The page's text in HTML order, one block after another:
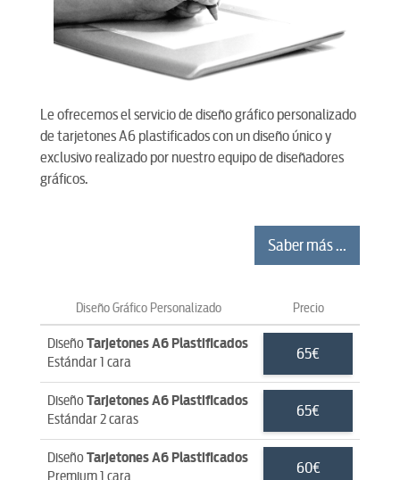
Le ofrecemos el servicio de diseño gráfico personalizado
de tarjetones A6 plastificados con un diseño único y
exclusivo realizado por nuestro equipo de diseñadores
gráficos.
Saber más ...
Diseño Gráfico Personalizado Precio
DiseñoTarjetones A6 Plastificados
Estándar 1 cara
65€
DiseñoTarjetones A6 Plastificados
Estándar 2 caras
65€
DiseñoTarjetones A6 Plastificados
60€